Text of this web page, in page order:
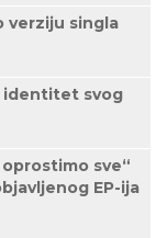
verziju singla
identitet svog
oprostimo sve“
EP-ija